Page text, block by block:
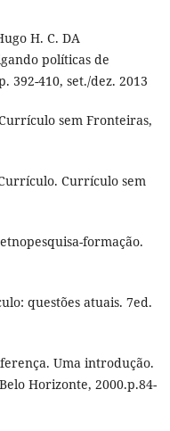
H. C. DA
políticas de
392-410, set./dez. 2013
sem Fronteiras,
Currículo sem
formação.
questões atuais. 7ed.
Uma introdução.
Horizonte, 2000.p.84-